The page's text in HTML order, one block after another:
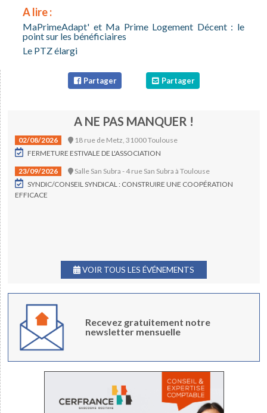
Questions-Réponses
Chronique / Eclairage
Professionnels Référencés
Adresses Utiles
Vente d'Imprimés
Abonnement aux revues
A lire :
MaPrimeAdapt' et Ma Prime Logement Décent : le
point sur les bénéficiaires
Le PTZ élargi
Partager Partager
A NE PAS MANQUER !
02/08/2026
18 rue de Metz, 31000 Toulouse
FERMETURE ESTIVALE DE L'ASSOCIATION
23/09/2026
Salle San Subra - 4 rue San Subra à Toulouse
SYNDIC/CONSEIL SYNDICAL : CONSTRUIRE UNE COOPÉRATION
EFFICACE
VOIR TOUS LES ÉVÉNEMENTS
Recevez gratuitement notre
newsletter mensuelle